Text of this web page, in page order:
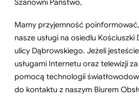
Szanowni Państwo,
Mamy przyjemność
nasze usługi na osiedlu
ulicy Dąbrowskiego. Jeżeli
usługami Internetu oraz telewizji za
pomocą technologii
do kontaktu z naszym Biurem